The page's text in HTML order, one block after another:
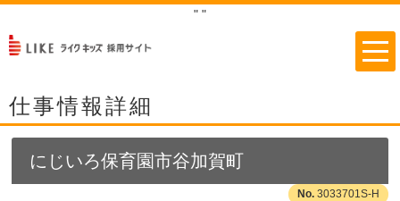
" "
仕事情報詳細
にじいろ保育園市谷加賀町
3033701S-H